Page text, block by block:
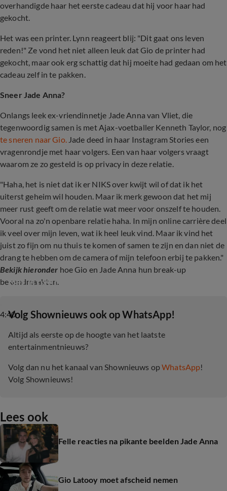
overhandigde haar het eerste cadeau dat hij voor haar had
gekocht.
Het was een printer. Lynn reageert blij: "Dit gaat ons leven
reden!" Ze vond het niet alleen leuk dat Gio de printer had
gekocht, maar ook erg schattig dat hij moeite had gedaan om het
cadeau zelf in te pakken.
Sneer Jade Anna?
Onlangs leek ex-vriendinnetje Jade Anna van Vliet, die
tegenwoordig samen is met Ajax-voetballer Kenneth Taylor, nog
te sneren naar Gio. Jade deed in haar Instagram Stories een
vragenrondje met haar volgers. Een van haar volgers vraagt
waarom ze zo gesteld is op privacy in deze relatie.
"Haha, het is niet dat ik er NIKS over kwijt wil of dat ik het
uiterst geheim wil houden. Maar ik merk gewoon dat het mij
meer rust geeft om de relatie wat meer voor onszelf te houden.
Vooral na zo'n openbare relatie haha. In mijn online carrière deel
ik veel over mijn leven, wat ik heel leuk vind. Maar ik vind het
juist zo fijn om nu thuis te komen of samen te zijn en dan niet de
drang te hebben om de camera of mijn telefoon erbij te pakken."
Bekijk hieronder hoe Gio en Jade Anna hun break-up
bekendmaakten.
4:40
Het is over en uit tussen Gio en Jade Anna
‎Volg Shownieuws ook op WhatsApp!
Altijd als eerste op de hoogte van het laatste
entertainmentnieuws?
Volg dan nu het kanaal van Shownieuws opWhatsApp!
Volg Shownieuws!
Lees ook
Felle reacties na pikante beelden Jade Anna
Gio Latooy moet afscheid nemen